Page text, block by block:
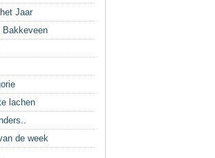
Jaar
Bakkeveen
lachen
de week